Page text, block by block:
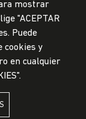
mostrar
"ACEPTAR
Puede
cookies y
en cualquier